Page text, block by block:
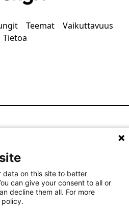
Teemat
Vaikuttavuus
Tietoa
data on this site to better
can give your consent to all or
decline them all. For more